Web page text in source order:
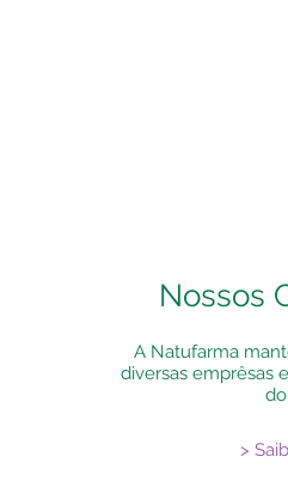
Nossos
A Natufarma
diversas emprêsas
>